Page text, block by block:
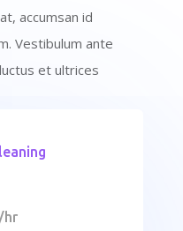
accumsan id
Vestibulum ante
et ultrices
/hr